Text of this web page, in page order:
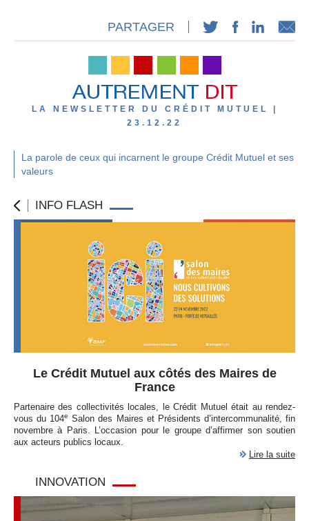
PARTAGER
LA NEWSLETTER DU CRÉDIT MUTUEL |
23.12.22
La parole de ceux qui incarnent le groupe Crédit Mutuel et ses
valeurs
INFO FLASH
Le Crédit Mutuel aux côtés des Maires de
France
Partenaire des collectivités locales, le Crédit Mutuel était au rendez-
vous du 104e Salon des Maires et Présidents d’intercommunalité, fin
novembre à Paris. L’occasion pour le groupe d’affirmer son soutien
aux acteurs publics locaux.
Lire la suite
INNOVATION